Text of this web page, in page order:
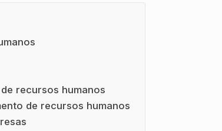
recursos humanos
de recursos humanos